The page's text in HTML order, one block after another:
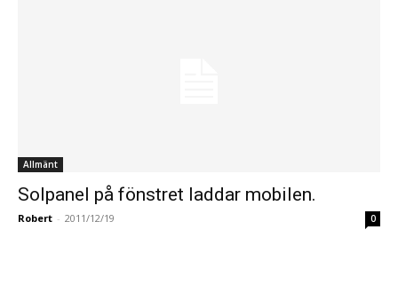
Allmänt
Solpanel på fönstret laddar mobilen.
Robert - 2011/12/19 0